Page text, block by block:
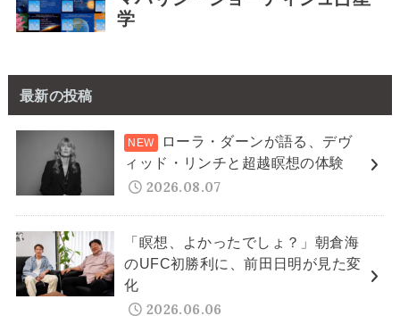
最新の投稿
ローラ・ダーンが語る、デヴ
ィッド・リンチと超越瞑想の体験
2026.08.07
「瞑想、よかったでしょ？」朝倉海
のUFC初勝利に、前田日明が見た変
化
2026.06.06